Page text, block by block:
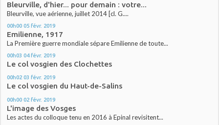
Bleurville, d'hier... pour demain : votre...
Bleurville, vue aérienne, juillet 2014 [cl. G....
00h00 05 févr. 2019
Emilienne, 1917
La Première guerre mondiale sépare Emilienne de toute...
00h03 04 févr. 2019
Le col vosgien des Clochettes
00h02 03 févr. 2019
Le col vosgien du Haut-de-Salins
00h00 02 févr. 2019
L'image des Vosges
Les actes du colloque tenu en 2016 à Epinal revisitent...